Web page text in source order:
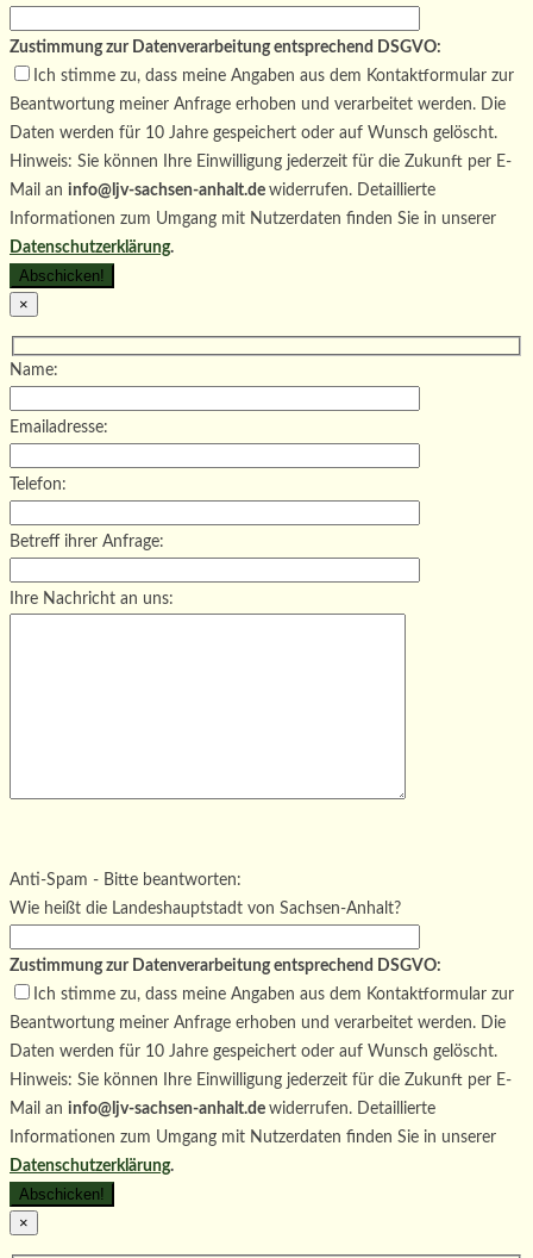
Zustimmung zur Datenverarbeitung entsprechend DSGVO:
Ich stimme zu, dass meine Angaben aus dem Kontaktformular zur
Beantwortung meiner Anfrage erhoben und verarbeitet werden. Die
Daten werden für 10 Jahre gespeichert oder auf Wunsch gelöscht.
Hinweis: Sie können Ihre Einwilligung jederzeit für die Zukunft per E-
Mail an info@ljv-sachsen-anhalt.de widerrufen. Detaillierte
Informationen zum Umgang mit Nutzerdaten finden Sie in unserer
Datenschutzerklärung.
×
Name:
Emailadresse:
Telefon:
Betreff ihrer Anfrage:
Ihre Nachricht an uns:
Bitte lasse dieses Feld leer.
Anti-Spam - Bitte beantworten:
Wie heißt die Landeshauptstadt von Sachsen-Anhalt?
Zustimmung zur Datenverarbeitung entsprechend DSGVO:
Ich stimme zu, dass meine Angaben aus dem Kontaktformular zur
Beantwortung meiner Anfrage erhoben und verarbeitet werden. Die
Daten werden für 10 Jahre gespeichert oder auf Wunsch gelöscht.
Hinweis: Sie können Ihre Einwilligung jederzeit für die Zukunft per E-
Mail an info@ljv-sachsen-anhalt.de widerrufen. Detaillierte
Informationen zum Umgang mit Nutzerdaten finden Sie in unserer
Datenschutzerklärung.
×